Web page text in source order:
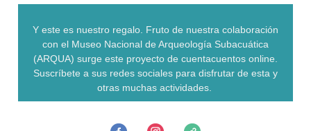
Y este es nuestro regalo. Fruto de nuestra colaboración
con el Museo Nacional de Arqueología Subacuática
(ARQUA) surge este proyecto de cuentacuentos online.
Suscríbete a sus redes sociales para disfrutar de esta y
otras muchas actividades.